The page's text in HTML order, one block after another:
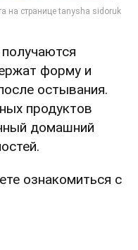
форму и
остывания.
продуктов
домашний
ознакомиться с